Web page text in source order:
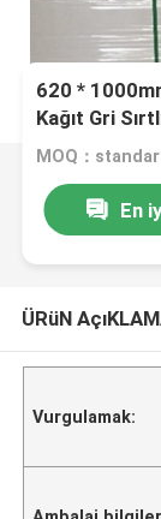
620 *
Kağıt Gri
En
ÜRüN
Vurgulamak: